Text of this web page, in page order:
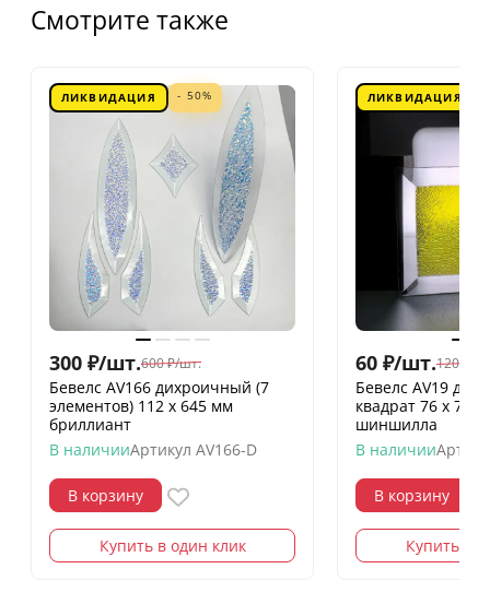
Смотрите также
ЛИКВИДАЦИЯ - 50%
300 ₽/шт.600 ₽/шт.
Бевелс AV166 дихроичный (7
элементов) 112 х 645 мм
бриллиант
В наличииАртикул AV166-D
В корзину
Купить в один клик
ЛИКВИДАЦИЯ
60 ₽/шт.120
Бевелс AV19
квадрат 76 х 76
шиншилла
В наличии
В корзину
Купить в